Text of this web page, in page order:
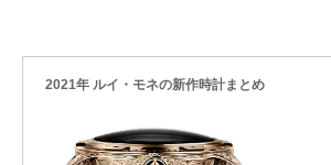
2021年 ルイ・モネの新作時計まとめ